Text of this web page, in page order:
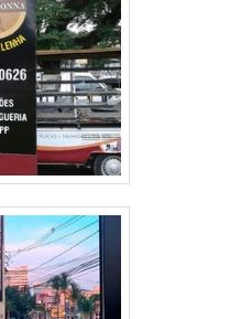
todo o ciclo
para todos os
SP DE ALTA
Liber
o que há
comunicação
toldo, neon e
só aqui ainda
e boletos de